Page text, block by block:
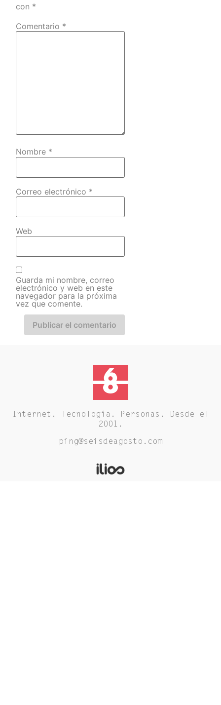
con *
Comentario *
Nombre *
Correo electrónico *
Web
Guarda mi nombre, correo
electrónico y web en este
navegador para la próxima
vez que comente.
Internet. Tecnología. Personas. Desde el
2001.
ping@seisdeagosto.com